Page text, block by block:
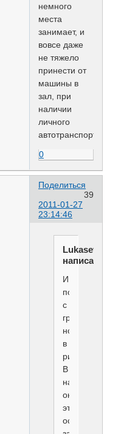
немного
места
занимает, и
вовсе даже
не тяжело
принести от
машины в
зал, при
наличии
личного
автотранспорта.
0
Поделиться
39
2011-01-27
23:14:46
Lukasevich
написал(а):
И
пойдём
с
грязными
ногами
в
ринг.
В
наших
окрасах
это
особенно